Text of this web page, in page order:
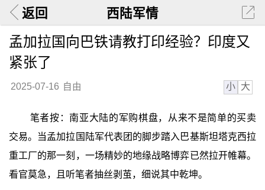
返回 西陆军情
孟加拉国向巴铁请教打印经验？印度又
紧张了
2025-07-16 自由 小 大
笔者按：南亚大陆的军购棋盘，从来不是简单的买卖
交易。当孟加拉国陆军代表团的脚步踏入巴基斯坦塔克西拉
重工厂的那一刻，一场精妙的地缘战略博弈已然拉开帷幕。
看官莫急，且听笔者抽丝剥茧，细说其中乾坤。